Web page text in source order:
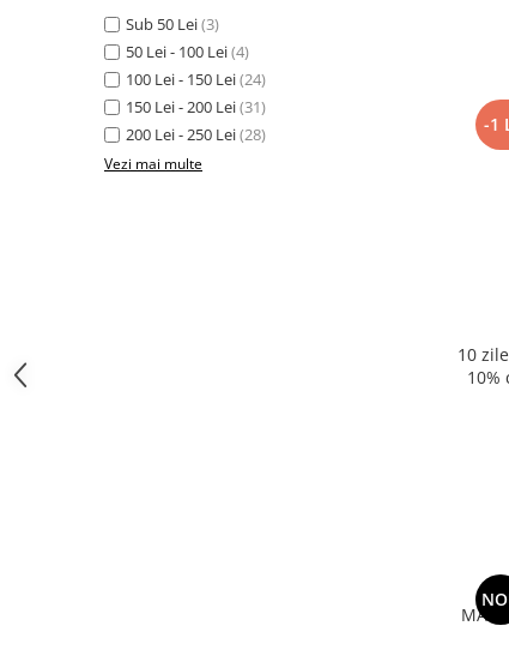
Sub 50 Lei(3)
50 Lei - 100 Lei(4)
100 Lei - 150 Lei(24)
150 Lei - 200 Lei(31)
200 Lei - 250 Lei(28)
Vezi mai multe
-1
10
10%